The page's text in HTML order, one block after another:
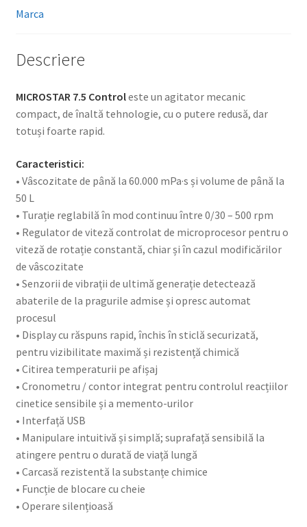
Marca
Descriere
MICROSTAR 7.5 Controleste un agitator mecanic
compact, de înaltă tehnologie, cu o putere redusă, dar
totuși foarte rapid.
Caracteristici:
• Vâscozitate de până la 60.000 mPa·s și volume de până la
50 L
• Turație reglabilă în mod continuu între 0/30 – 500 rpm
• Regulator de viteză controlat de microprocesor pentru o
viteză de rotație constantă, chiar și în cazul modificărilor
de vâscozitate
• Senzorii de vibrații de ultimă generație detectează
abaterile de la pragurile admise și opresc automat
procesul
• Display cu răspuns rapid, închis în sticlă securizată,
pentru vizibilitate maximă și rezistență chimică
• Citirea temperaturii pe afișaj
• Cronometru / contor integrat pentru controlul reacțiilor
cinetice sensibile și a memento-urilor
• Interfață USB
• Manipulare intuitivă și simplă; suprafață sensibilă la
atingere pentru o durată de viață lungă
• Carcasă rezistentă la substanțe chimice
• Funcție de blocare cu cheie
• Operare silențioasă